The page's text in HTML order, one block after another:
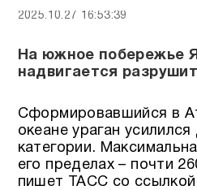
2025.10.27 16:53:39
На южное побережье
надвигается
Сформировавшийся в
океане ураган
категории.
его пределах – почти
пишет ТАСС со